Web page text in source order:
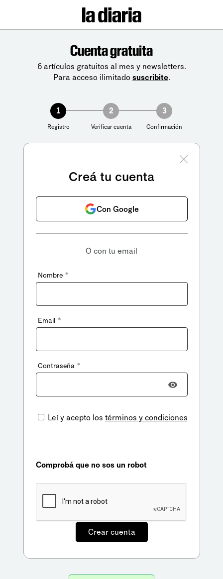
Cuenta gratuita
6 artículos gratuitos al mes y newsletters.
Para acceso ilimitado suscribite.
1
Registro
2
Verificar cuenta
3
Confirmación
Creá tu cuenta
Con Google
O con tu email
Nombre *
Email *
Contraseña *
Leí y acepto los términos y condiciones
Comprobá que no sos un robot